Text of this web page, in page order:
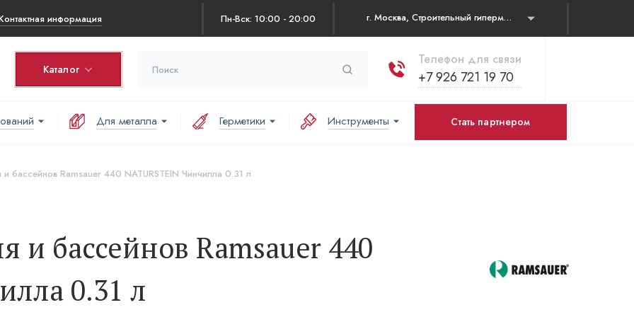
информация Пн-Вск: 10:00 - 20:00 г. Москва, Строительный гипермаркет "Каширский двор" Каширское шоссе, д. 19 корп. 1, павильон № 31
Каталог
Телефон для связи
+7 926 721 19 70
Для металла Герметики Инструменты Стать партнером
и бассейнов Ramsauer 440 NATURSTEIN Чинчилла 0.31 л
и бассейнов Ramsauer 440
0.31 л